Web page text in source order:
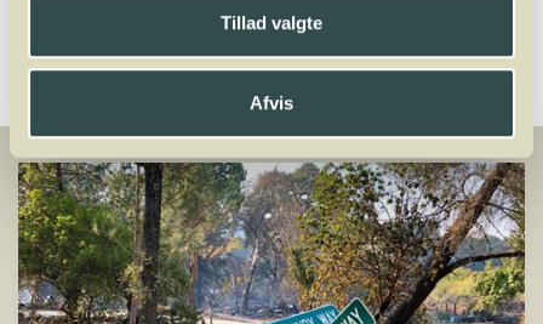
Tillad valgte
Afvis